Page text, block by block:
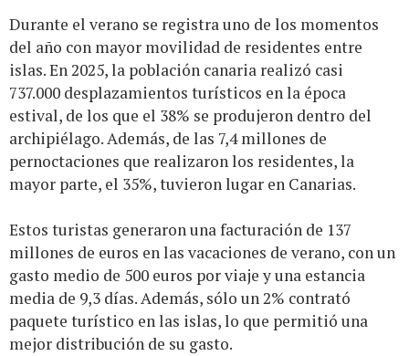
Durante el verano se registra uno de los momentos
del año con mayor movilidad de residentes entre
islas. En 2025, la población canaria realizó casi
737.000 desplazamientos turísticos en la época
estival, de los que el 38% se produjeron dentro del
archipiélago. Además, de las 7,4 millones de
pernoctaciones que realizaron los residentes, la
mayor parte, el 35%, tuvieron lugar en Canarias.
Estos turistas generaron una facturación de 137
millones de euros en las vacaciones de verano, con un
gasto medio de 500 euros por viaje y una estancia
media de 9,3 días. Además, sólo un 2% contrató
paquete turístico en las islas, lo que permitió una
mejor distribución de su gasto.